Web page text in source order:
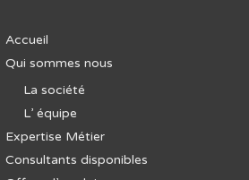
Accueil
Qui sommes nous
La société
L’ équipe
Expertise Métier
Consultants disponibles